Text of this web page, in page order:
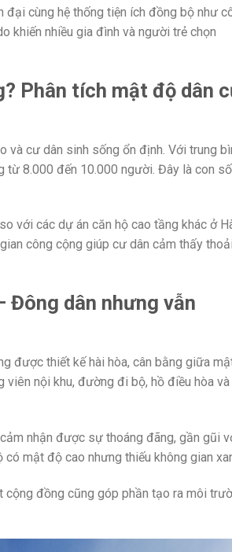
đại cùng hệ thống tiện ích đồng bộ như
khiến nhiều gia đình và người trẻ chọn
Phân tích mật độ dân
và cư dân sinh sống ổn định. Với trung
từ 8.000 đến 10.000 người. Đây là con số
với các dự án căn hộ cao tầng khác ở
công cộng giúp cư dân cảm thấy
Đông dân nhưng vẫn
được thiết kế hài hòa, cân bằng giữa
viên nội khu, đường đi bộ, hồ điều hòa và
nhận được sự thoáng đãng, gần gũi
mật độ cao nhưng thiếu không gian
cộng đồng cũng góp phần tạo ra môi